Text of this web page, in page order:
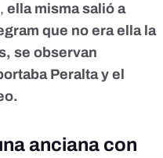
ella misma salió a
que no era ella la
se observan
Peralta y el
anciana con